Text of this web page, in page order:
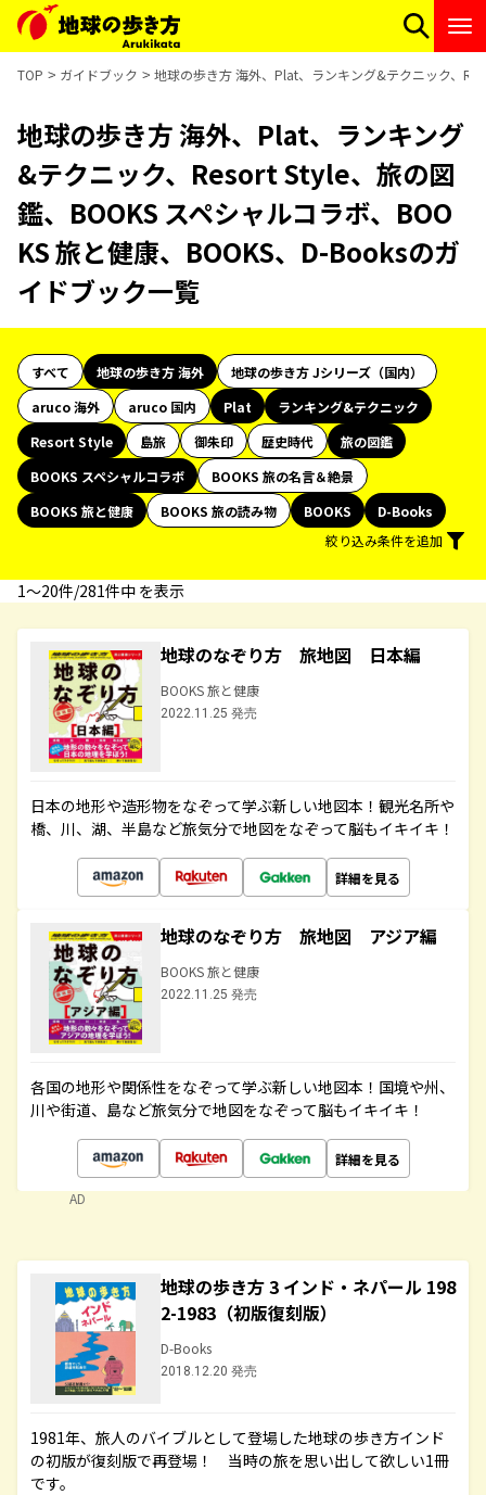
TOP ガイドブック 地球の歩き方 海外、Plat、ランキング&テクニック、
地球の歩き方 海外、Plat、ランキング
&テクニック、Resort Style、旅の図
鑑、BOOKS スペシャルコラボ、BOO
KS 旅と健康、BOOKS、D-Booksのガ
イドブック一覧
すべて 地球の歩き方 海外
地球の歩き方 Jシリーズ（国内）
aruco 海外
aruco 国内 Plat
ランキング&テクニック
Resort Style
島旅 御朱印 歴史時代
旅の図鑑
BOOKS スペシャルコラボ
BOOKS 旅の名言＆絶景
BOOKS 旅と健康
BOOKS 旅の読み物 BOOKS
D-Books
絞り込み条件を追加
1〜20件/281件中 を表示
地球のなぞり方 旅地図 日本編
BOOKS 旅と健康
2022.11.25 発売
日本の地形や造形物をなぞって学ぶ新しい地図本！観光名所や
橋、川、湖、半島など旅気分で地図をなぞって脳もイキイキ！
詳細を見る
地球のなぞり方 旅地図 アジア編
BOOKS 旅と健康
2022.11.25 発売
各国の地形や関係性をなぞって学ぶ新しい地図本！国境や州、
川や街道、島など旅気分で地図をなぞって脳もイキイキ！
詳細を見る
AD
地球の歩き方 3 インド・ネパール 198
2-1983（初版復刻版）
D-Books
2018.12.20 発売
1981年、旅人のバイブルとして登場した地球の歩き方インド
の初版が復刻版で再登場！ 当時の旅を思い出して欲しい1冊
です。